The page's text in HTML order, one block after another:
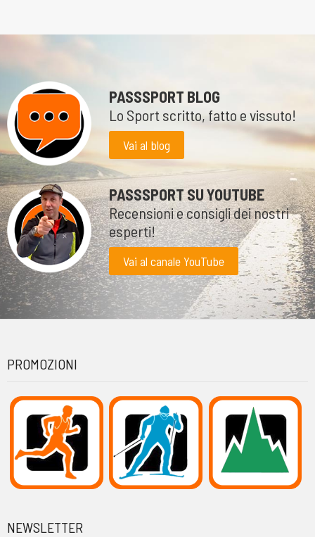
PASSSPORT BLOG
Lo Sport scritto, fatto e vissuto!
Vai al blog
PASSSPORT SU YOUTUBE
Recensioni e consigli dei nostri
esperti!
Vai al canale YouTube
PROMOZIONI
NEWSLETTER